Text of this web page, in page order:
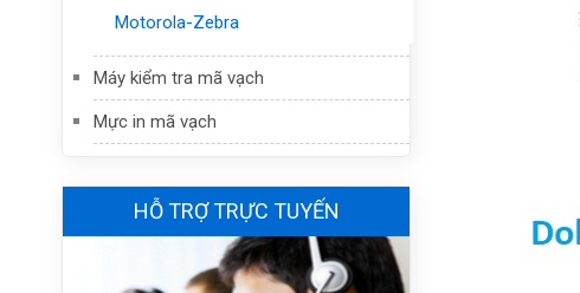
Motorola-Zebra
Máy kiểm tra mã vạch
Mực in mã vạch
HỖ TRỢ TRỰC TUYẾN